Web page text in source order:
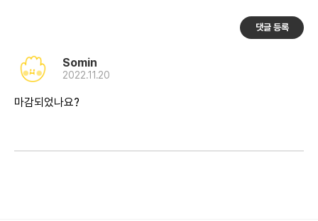
댓글 등록
Somin
2022.11.20
마감되었나요?